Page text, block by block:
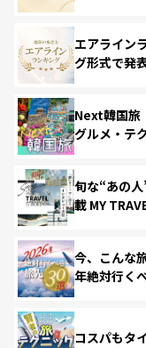
エアライン
グ形式で発
Next韓国旅
グルメ・テ
旬な“あの
載 MY
今、こんな
年絶対行く
コスパもタ